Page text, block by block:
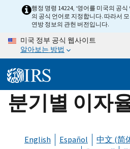
content
행정 명령 14224, ‘영어를 미국의 공
의 공식 언어로 지정합니다. 따라서
연방 정보의 관헌 버전입니다.
미국 정부 공식 웹사이트
알아보는 방법
분기별 이자
English Español 中文 (简